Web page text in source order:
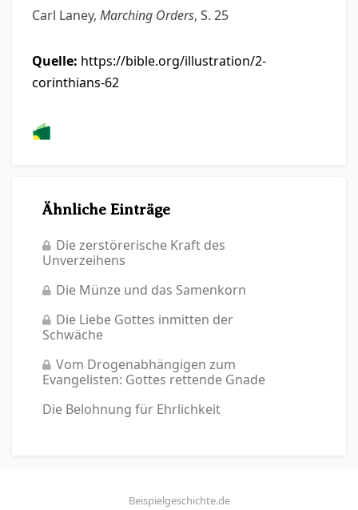
Carl Laney, Marching Orders, S. 25
Quelle: https://bible.org/illustration/2-
corinthians-62
Ähnliche Einträge
Die zerstörerische Kraft des
Unverzeihens
Die Münze und das Samenkorn
Die Liebe Gottes inmitten der
Schwäche
Vom Drogenabhängigen zum
Evangelisten: Gottes rettende Gnade
Die Belohnung für Ehrlichkeit
Beispielgeschichte.de